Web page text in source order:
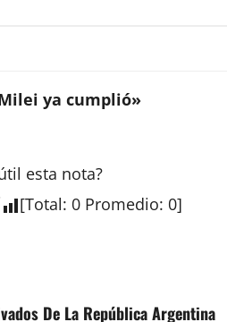
ya cumplió»
esta nota?
[Total: 0 Promedio: 0]
De La República Argentina